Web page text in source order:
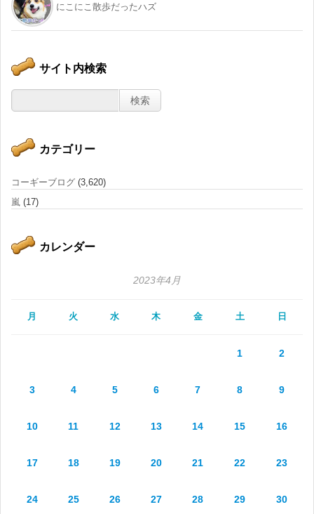
にこにこ散歩だったハズ
サイト内検索
カテゴリー
コーギーブログ (3,620)
嵐 (17)
カレンダー
2023年4月
月 火 水 木 金 土 日
1 2
3 4 5 6 7 8 9
10 11 12 13 14 15 16
17 18 19 20 21 22 23
24 25 26 27 28 29 30